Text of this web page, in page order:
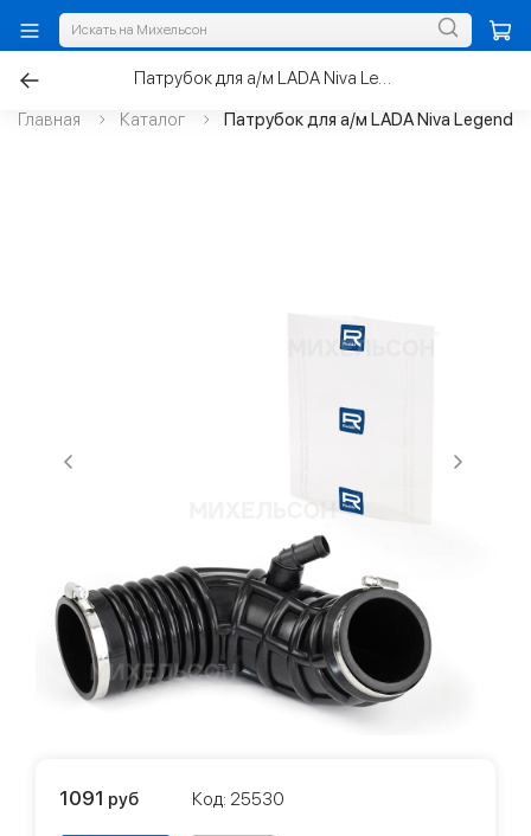
Главная Каталог Патрубок для а/м LADA Niva Legend
Патрубок для а/м LADA Niva Legend 2026 впускной трубы с хомутами
1091 руб Код: 25530